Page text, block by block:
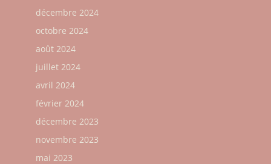
décembre 2024
octobre 2024
août 2024
juillet 2024
avril 2024
février 2024
décembre 2023
novembre 2023
mai 2023